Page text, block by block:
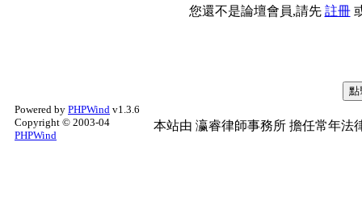
您還不是論壇會員,請先 註冊
Powered by PHPWind v1.3.6
Copyright © 2003-04
PHPWind
本站由 瀛睿律師事務所 擔任常年法